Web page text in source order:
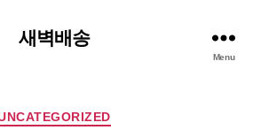
새벽배송
Menu
Categories